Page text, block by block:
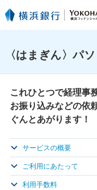
〈はまぎん〉パ
これひとつで経理事
お振り込みなどの依
ぐんとあがります！
サービスの概要
ご利用にあたって
利用手数料